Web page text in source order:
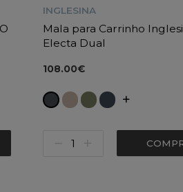
INGLESINA
Mala para Carrinho
Electa Dual
108.00€